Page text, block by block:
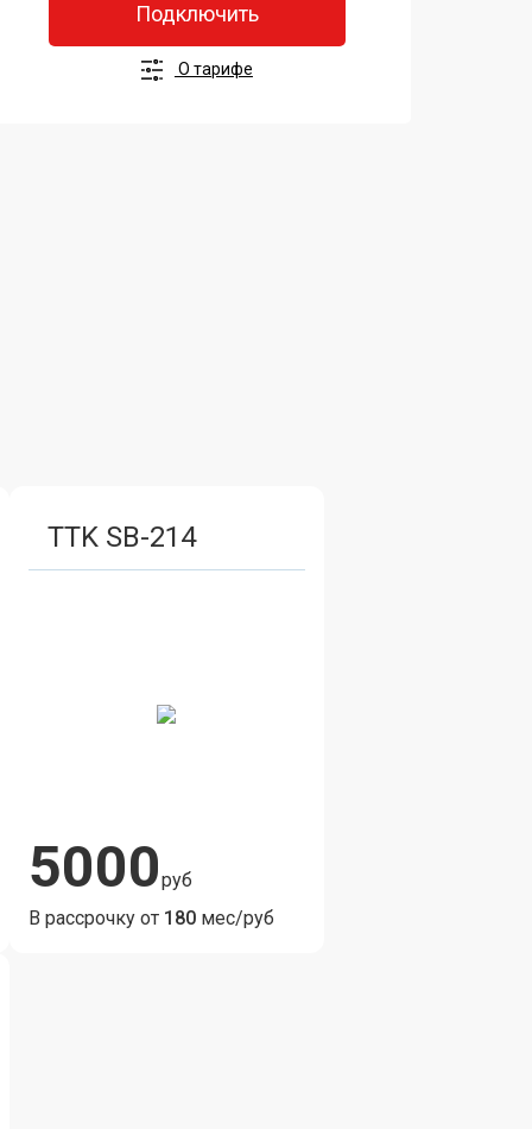
Подключить
О тарифе
TTK SB-214
5000руб
В рассрочку от 180 мес/руб